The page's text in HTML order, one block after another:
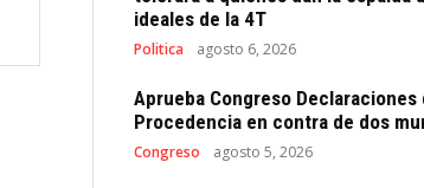
ideales de la 4T
Politica agosto 6, 2026
Aprueba Congreso Declaraciones
Procedencia en contra de dos
Congreso agosto 5, 2026